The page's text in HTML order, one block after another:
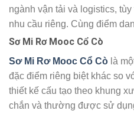
ngành vận tải và logistics,
nhu cầu riêng. Cùng điểm
Sơ Mi Rơ Mooc Cổ Cò
Sơ Mi Rơ Mooc Cổ Cò là
đặc điểm riêng biệt khác so
thiết kế cấu tạo theo khung
chắn và thường được sử